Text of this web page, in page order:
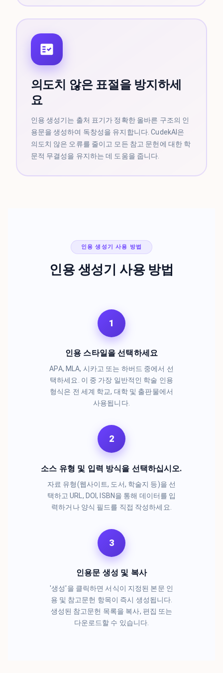
의도치 않은 표절을 방지하세
요
인용 생성기는 출처 표기가 정확한 올바른 구조의 인
용문을 생성하여 독창성을 유지합니다. CudekAI은
의도치 않은 오류를 줄이고 모든 참고 문헌에 대한 학
문적 무결성을 유지하는 데 도움을 줍니다.
인용 생성기 사용 방법
인용 생성기 사용 방법
1
인용 스타일을 선택하세요
APA, MLA, 시카고 또는 하버드 중에서 선
택하세요. 이 중 가장 일반적인 학술 인용
형식은 전 세계 학교, 대학 및 출판물에서
사용됩니다.
2
소스 유형 및 입력 방식을 선택하십시오.
자료 유형(웹사이트, 도서, 학술지 등)을 선
택하고 URL, DOI, ISBN을 통해 데이터를 입
력하거나 양식 필드를 직접 작성하세요.
3
인용문 생성 및 복사
'생성'을 클릭하면 서식이 지정된 본문 인
용 및 참고문헌 항목이 즉시 생성됩니다.
생성된 참고문헌 목록을 복사, 편집 또는
다운로드할 수 있습니다.